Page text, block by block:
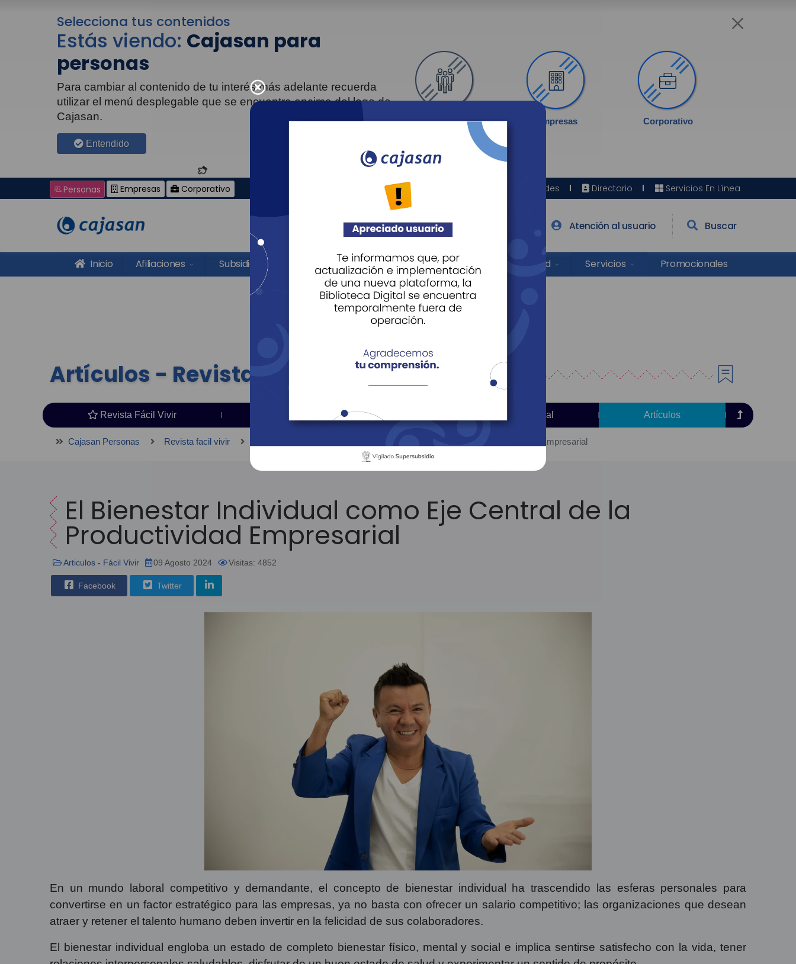
Selecciona tus contenidos
Estás viendo: Cajasan para
personas
Para cambiar al contenido de tu interés más adelante recuerda
utilizar el menú desplegable que se encuentra encima del logo de
Cajasan.
Entendido
Personas Empresas Corporativo
Personas Empresas Corporativo Sedes Directorio Servicios En Línea
Agéndate Atención al usuario Buscar
Inicio Afiliaciones Subsidios Recreación Educación Cultura Salud Servicios Promocionales
Artículos - Revista Fácil Vivir
Revista Fácil Vivir Editorial Artículos
Cajasan Personas Revista facil vivir El Bienestar Individual como Eje Central de la Productividad Empresarial
El Bienestar Individual como Eje Central de la
Productividad Empresarial
Articulos - Fácil Vivir 09 Agosto 2024 Visitas: 4852
Facebook Twitter
En un mundo laboral competitivo y demandante, el concepto de bienestar individual ha trascendido las esferas personales para
convertirse en un factor estratégico para las empresas, ya no basta con ofrecer un salario competitivo; las organizaciones que desean
atraer y retener el talento humano deben invertir en la felicidad de sus colaboradores.
El bienestar individual engloba un estado de completo bienestar físico, mental y social e implica sentirse satisfecho con la vida, tener